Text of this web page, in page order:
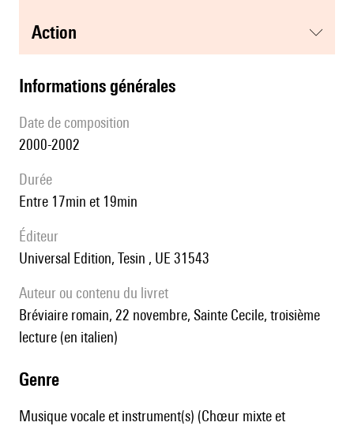
action
informations générales
date de composition
2000-2002
durée
entre 17min et 19min
éditeur
Universal Edition, Tesin , UE 31543
Auteur ou contenu du livret
Bréviaire romain, 22 novembre, Sainte Cecile, troisième
lecture (en italien)
genre
Musique vocale et instrument(s) (Chœur mixte et